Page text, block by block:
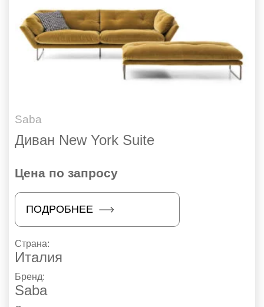
Saba
Диван New York Suite
Цена по запросу
ПОДРОБНЕЕ
Страна:
Италия
Бренд:
Saba